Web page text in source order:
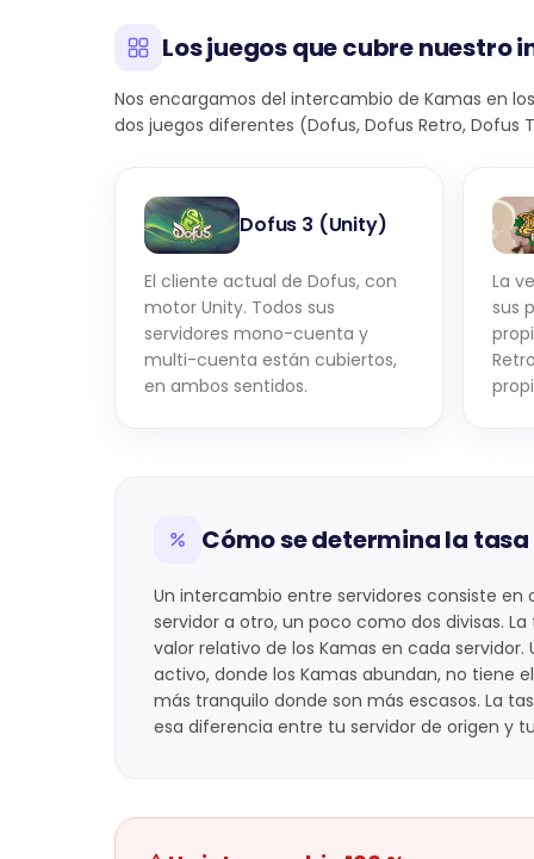
Los juegos que cubre nuestro
Nos encargamos del intercambio de Kamas en
dos juegos diferentes (Dofus, Dofus Retro, Dofus
Dofus 3 (Unity)
El cliente actual de Dofus, con
motor Unity. Todos sus
servidores mono-cuenta y
multi-cuenta están cubiertos,
en ambos sentidos.
La
sus
Cómo se determina la
Un intercambio entre servidores consiste en
servidor a otro, un poco como dos divisas.
valor relativo de los Kamas en cada servidor.
activo, donde los Kamas abundan, no tiene
más tranquilo donde son más escasos. La
esa diferencia entre tu servidor de origen y